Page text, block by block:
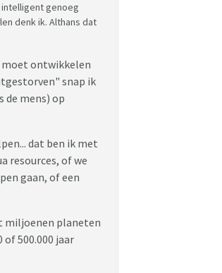
genoeg
denk ik. Althans dat
moet ontwikkelen
snap ik
mens) op
dat ben ik met
resources, of we
gaan, of een
miljoenen planeten
of 500.000 jaar